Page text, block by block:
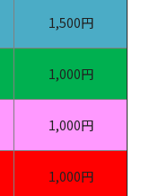
1,500円
1,000円
1,000円
1,000円